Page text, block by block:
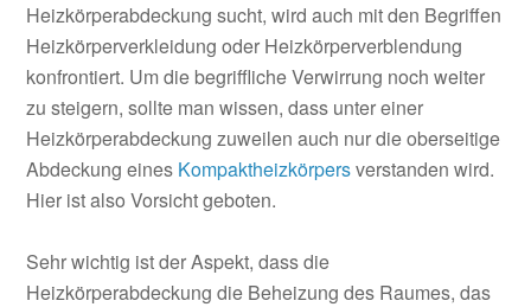
Heizkörperabdeckung sucht, wird auch mit den Begriffen
Heizkörperverkleidung oder Heizkörperverblendung
konfrontiert. Um die begriffliche Verwirrung noch weiter
zu steigern, sollte man wissen, dass unter einer
Heizkörperabdeckung zuweilen auch nur die oberseitige
Abdeckung eines Kompaktheizkörpersverstanden wird.
Hier ist also Vorsicht geboten.
Sehr wichtig ist der Aspekt, dass die
Heizkörperabdeckung die Beheizung des Raumes, das